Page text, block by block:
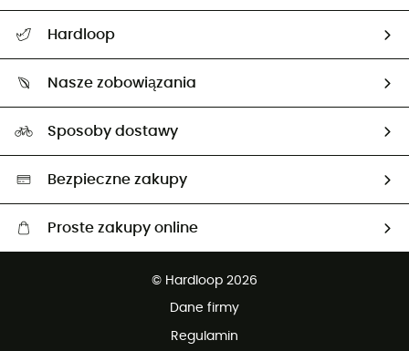
Śledzenie przesyłki
Zwrot artykułów i zwrot środków
Hardloop
Ambasadorzy
Nasze zobowiązania
Neutralność węglowa
Wybrane produkty eko
Sposoby dostawy
Bezpieczne zakupy
Proste zakupy online
100 dni na bezpłatny zwrot
© Hardloop 2026
Dane firmy
Regulamin